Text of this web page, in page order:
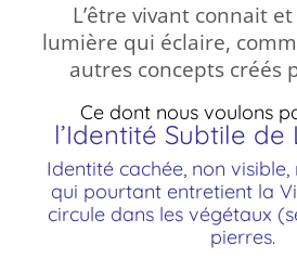
L’être vivant connait
lumière qui éclaire,
autres concepts créés
Ce dont nous voulons
l’Identité Subtile de
Identité cachée, non
qui pourtant entretient la
circule dans les végétaux
pierres.